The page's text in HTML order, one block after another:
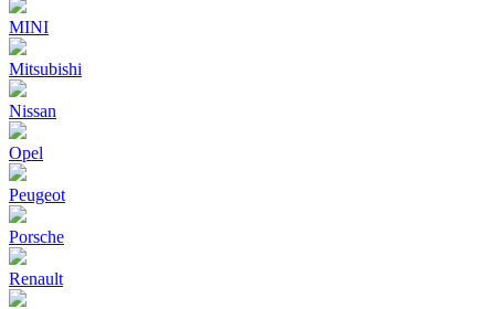
MINI
Mitsubishi
Nissan
Opel
Peugeot
Porsche
Renault